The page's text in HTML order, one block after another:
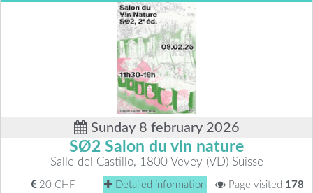
Sunday 8 february 2026
SØ2 Salon du vin nature
Salle del Castillo, 1800 Vevey (VD) Suisse
20 CHF Detailed information Page visited 178